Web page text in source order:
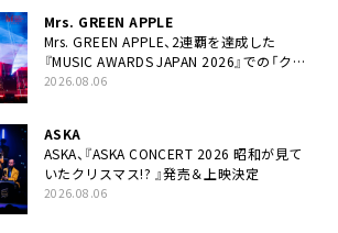
Mrs. GREEN APPLE
Mrs. GREEN APPLE、2連覇を達成した
『MUSIC AWARDS JAPAN 2026』での「クス
シキ」ライブパフォーマンスをYouTube公開
2026.08.06
ASKA
ASKA、『ASKA CONCERT 2026 昭和が見て
いたクリスマス!? 』発売＆上映決定
2026.08.06